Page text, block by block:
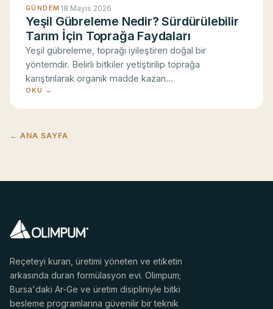
GÜNDEM 18 Mayıs 2026
Yeşil Gübreleme Nedir? Sürdürülebilir
Tarım İçin Toprağa Faydaları
Yeşil gübreleme, toprağı iyileştiren doğal bir
yöntemdir. Belirli bitkiler yetiştirilip toprağa
karıştırılarak organik madde kazan…
OKU →
← ANA SAYFA
Reçeteyi kuran, üretimi yöneten ve etiketin
arkasında duran formülasyon evi. Olimpum;
Bursa'daki Ar-Ge ve üretim disipliniyle bitki
besleme programlarına güvenilir bir teknik
İşlevsel çerezler
Dil, bölge ve görüntüleme tercihlerinizi hatırlayarak
deneyiminizi kolaylaştırır.
Analitik çerezler